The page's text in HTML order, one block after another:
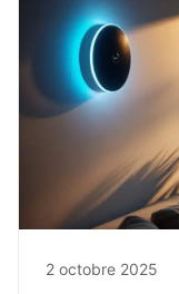
2 octobre 2025